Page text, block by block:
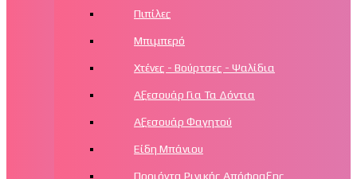
Πιπίλες
Μπιμπερό
Χτένες - Βούρτσες - Ψαλίδια
Αξεσουάρ Για Τα Δόντια
Αξεσουάρ Φαγητού
Είδη Μπάνιου
Προιόντα Ρινικής Απόφραξης